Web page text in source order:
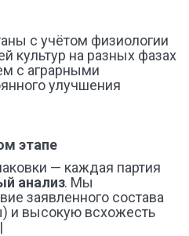
с учётом физиологии
культур на разных фазах
с аграрными
улучшения
этапе
— каждая партия
анализ. Мы
заявленного состава
и высокую всхожесть